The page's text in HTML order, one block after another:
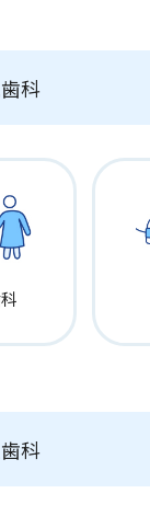
科
科
の他
制届出済み
よる
よる